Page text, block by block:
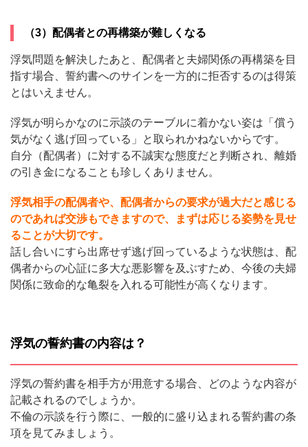
（3）配偶者との再構築が難しくなる
浮気問題を解決したあと、配偶者と夫婦関係の再構築を目
指す場合、誓約書へのサインを一方的に拒否するのは得策
とはいえません。
浮気が明らかなのに示談のテーブルに着かない姿は「償う
気がなく逃げ回っている」と取られかねないからです。
自分（配偶者）に対する不誠実な態度だと判断され、離婚
の引き金になることも珍しくありません。
浮気相手の配偶者や、配偶者からの要求が過大だと感じる
のであれば交渉もできますので、まずは応じる姿勢を見せ
ることが大切です。
話し合いにすら出席せず逃げ回っているような状態は、配
偶者からの心証に多大な悪影響を及ぶすため、今後の夫婦
関係に致命的な亀裂を入れる可能性が高くなります。
浮気の誓約書の内容は？
浮気の誓約書を相手方が用意する場合、どのような内容が
記載されるのでしょうか。
不倫の示談を行う際に、一般的に盛り込まれる誓約書の条
項を見てみましょう。